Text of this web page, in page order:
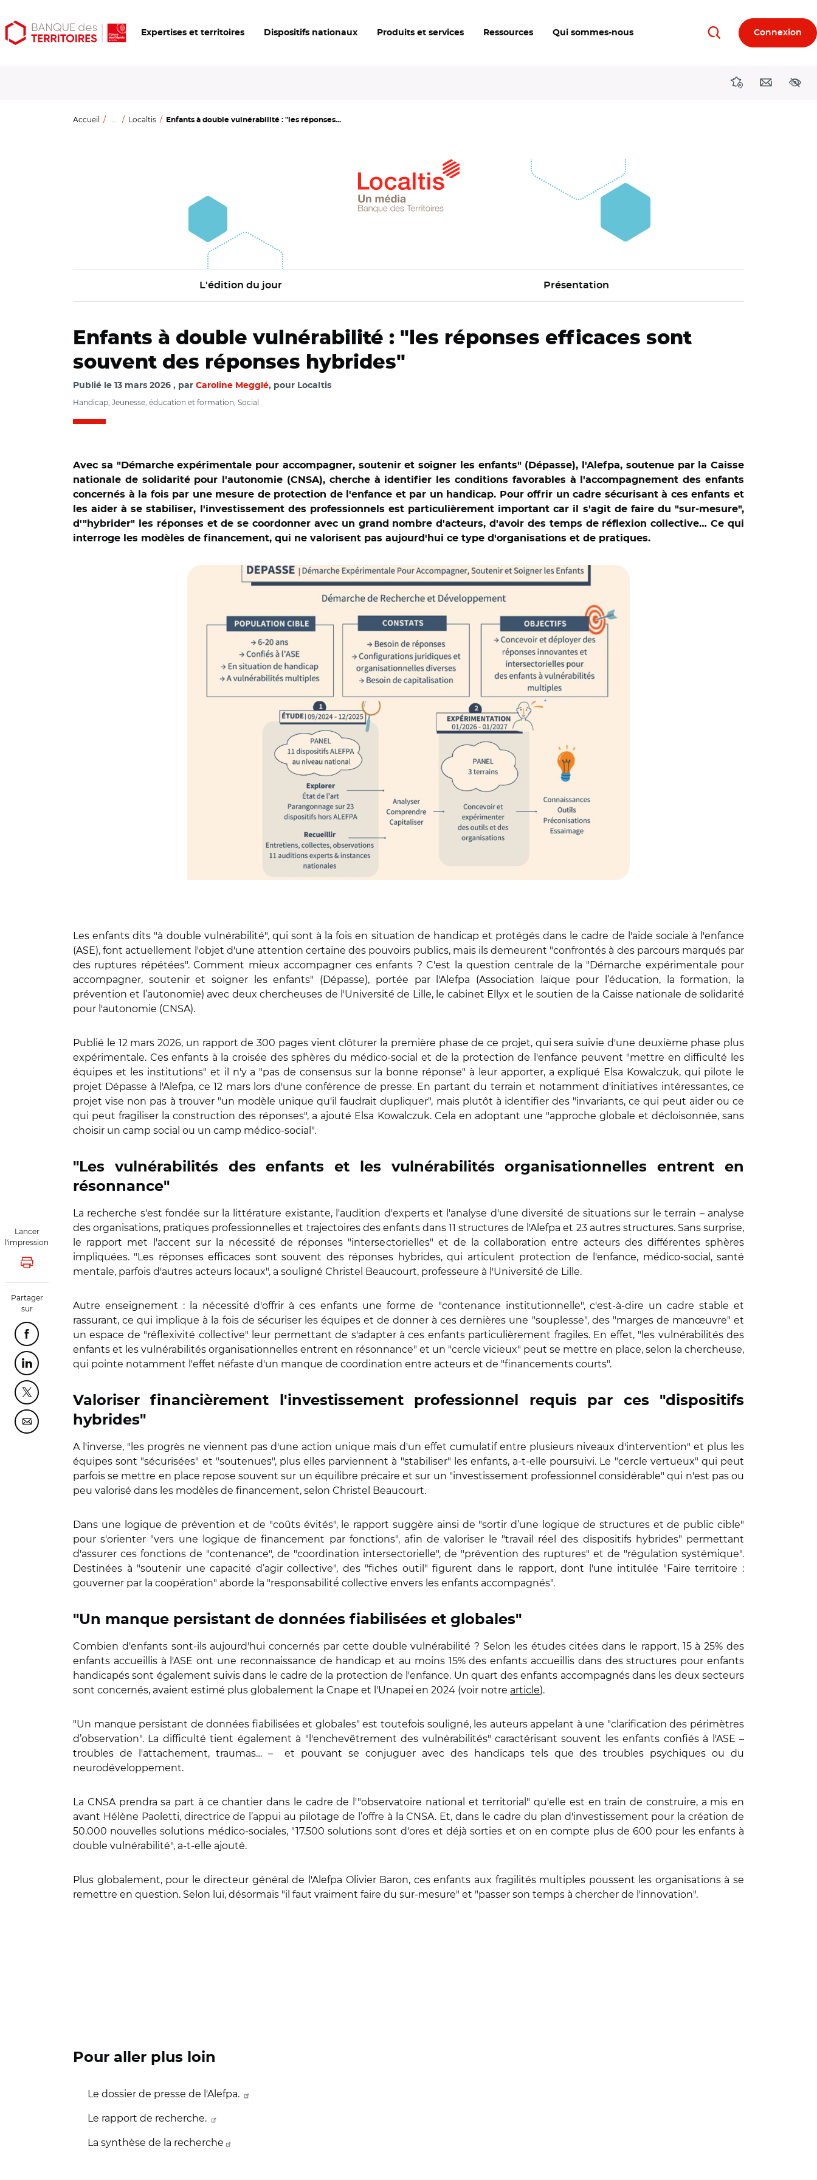
Aller
au
Aller
au
Ouvrir
les
Expertises et territoires Dispositifs nationaux Produits et services Ressources Qui sommes-nous RechercherConnexion
DirectionsContact
Accueil ... Localtis Enfants à double vulnérabilité : "les réponses...
L'édition du jour Présentation
Lancer
l'impression
Lancer l'impression
Partager
sur
Partager cette page sur Facebook
Partager cette page sur Linkedin
Partager cette page sur Twitter
Partager cette page sur Courriel
Enfants à double vulnérabilité : "les réponses efficaces sont
souvent des réponses hybrides"
Publié le 13 mars 2026 par Caroline Megglé, pour Localtis
Handicap, Jeunesse, éducation et formation, Social
Avec sa "Démarche expérimentale pour accompagner, soutenir et soigner les enfants" (Dépasse), l'Alefpa, soutenue par la Caisse
nationale de solidarité pour l'autonomie (CNSA), cherche à identifier les conditions favorables à l'accompagnement des enfants
concernés à la fois par une mesure de protection de l'enfance et par un handicap. Pour offrir un cadre sécurisant à ces enfants et
les aider à se stabiliser, l'investissement des professionnels est particulièrement important car il s'agit de faire du "sur-mesure",
d'"hybrider" les réponses et de se coordonner avec un grand nombre d'acteurs, d'avoir des temps de réflexion collective… Ce qui
interroge les modèles de financement, qui ne valorisent pas aujourd'hui ce type d'organisations et de pratiques.
Les enfants dits "à double vulnérabilité", qui sont à la fois en situation de handicap et protégés dans le cadre de l'aide sociale à l'enfance
(ASE), font actuellement l'objet d'une attention certaine des pouvoirs publics, mais ils demeurent "confrontés à des parcours marqués par
des ruptures répétées". Comment mieux accompagner ces enfants ? C'est la question centrale de la "Démarche expérimentale pour
accompagner, soutenir et soigner les enfants" (Dépasse), portée par l'Alefpa (Association laïque pour l’éducation, la formation, la
prévention et l’autonomie) avec deux chercheuses de l'Université de Lille, le cabinet Ellyx et le soutien de la Caisse nationale de solidarité
pour l'autonomie (CNSA).
Publié le 12 mars 2026, un rapport de 300 pages vient clôturer la première phase de ce projet, qui sera suivie d'une deuxième phase plus
expérimentale. Ces enfants à la croisée des sphères du médico-social et de la protection de l'enfance peuvent "mettre en difficulté les
équipes et les institutions" et il n'y a "pas de consensus sur la bonne réponse" à leur apporter, a expliqué Elsa Kowalczuk, qui pilote le
projet Dépasse à l'Alefpa, ce 12 mars lors d'une conférence de presse. En partant du terrain et notamment d'initiatives intéressantes, ce
projet vise non pas à trouver "un modèle unique qu'il faudrait dupliquer", mais plutôt à identifier des "invariants, ce qui peut aider ou ce
qui peut fragiliser la construction des réponses", a ajouté Elsa Kowalczuk. Cela en adoptant une "approche globale et décloisonnée, sans
choisir un camp social ou un camp médico-social".
"Les vulnérabilités des enfants et les vulnérabilités organisationnelles entrent en
résonnance"
La recherche s'est fondée sur la littérature existante, l'audition d'experts et l'analyse d'une diversité de situations sur le terrain – analyse
des organisations, pratiques professionnelles et trajectoires des enfants dans 11 structures de l'Alefpa et 23 autres structures. Sans surprise,
le rapport met l'accent sur la nécessité de réponses "intersectorielles" et de la collaboration entre acteurs des différentes sphères
impliquées. "Les réponses efficaces sont souvent des réponses hybrides, qui articulent protection de l'enfance, médico-social, santé
mentale, parfois d'autres acteurs locaux", a souligné Christel Beaucourt, professeure à l'Université de Lille.
Autre enseignement : la nécessité d'offrir à ces enfants une forme de "contenance institutionnelle", c'est-à-dire un cadre stable et
rassurant, ce qui implique à la fois de sécuriser les équipes et de donner à ces dernières une "souplesse", des "marges de manœuvre" et
un espace de "réflexivité collective" leur permettant de s'adapter à ces enfants particulièrement fragiles. En effet, "les vulnérabilités des
enfants et les vulnérabilités organisationnelles entrent en résonnance" et un "cercle vicieux" peut se mettre en place, selon la chercheuse,
qui pointe notamment l'effet néfaste d'un manque de coordination entre acteurs et de "financements courts".
Valoriser financièrement l'investissement professionnel requis par ces "dispositifs
hybrides"
A l'inverse, "les progrès ne viennent pas d'une action unique mais d'un effet cumulatif entre plusieurs niveaux d'intervention" et plus les
équipes sont "sécurisées" et "soutenues", plus elles parviennent à "stabiliser" les enfants, a-t-elle poursuivi. Le "cercle vertueux" qui peut
parfois se mettre en place repose souvent sur un équilibre précaire et sur un "investissement professionnel considérable" qui n'est pas ou
peu valorisé dans les modèles de financement, selon Christel Beaucourt.
Dans une logique de prévention et de "coûts évités", le rapport suggère ainsi de "sortir d’une logique de structures et de public cible"
pour s'orienter "vers une logique de financement par fonctions", afin de valoriser le "travail réel des dispositifs hybrides" permettant
d'assurer ces fonctions de "contenance", de "coordination intersectorielle", de "prévention des ruptures" et de "régulation systémique".
Destinées à "soutenir une capacité d’agir collective", des "fiches outil" figurent dans le rapport, dont l'une intitulée "Faire territoire :
gouverner par la coopération" aborde la "responsabilité́ collective envers les enfants accompagnés".
"Un manque persistant de données fiabilisées et globales"
Combien d'enfants sont-ils aujourd'hui concernés par cette double vulnérabilité ? Selon les études citées dans le rapport, 15 à 25% des
enfants accueillis à l'ASE ont une reconnaissance de handicap et au moins 15% des enfants accueillis dans des structures pour enfants
handicapés sont également suivis dans le cadre de la protection de l'enfance. Un quart des enfants accompagnés dans les deux secteurs
sont concernés, avaient estimé plus globalement la Cnape et l'Unapei en 2024 (voir notre article).
"Un manque persistant de données fiabilisées et globales" est toutefois souligné, les auteurs appelant à une "clarification des périmètres
d’observation". La difficulté tient également à "l'enchevêtrement des vulnérabilités" caractérisant souvent les enfants confiés à l'ASE –
troubles de l'attachement, traumas… – et pouvant se conjuguer avec des handicaps tels que des troubles psychiques ou du
neurodéveloppement.
La CNSA prendra sa part à ce chantier dans le cadre de l'"observatoire national et territorial" qu'elle est en train de construire, a mis en
avant Hélène Paoletti, directrice de l’appui au pilotage de l’offre à la CNSA. Et, dans le cadre du plan d'investissement pour la création de
50.000 nouvelles solutions médico-sociales, "17.500 solutions sont d'ores et déjà sorties et on en compte plus de 600 pour les enfants à
double vulnérabilité", a-t-elle ajouté.
Plus globalement, pour le directeur général de l'Alefpa Olivier Baron, ces enfants aux fragilités multiples poussent les organisations à se
remettre en question. Selon lui, désormais "il faut vraiment faire du sur-mesure" et "passer son temps à chercher de l'innovation".
Pour aller plus loin
Le dossier de presse de l'Alefpa.
Le rapport de recherche.
La synthèse de la recherche